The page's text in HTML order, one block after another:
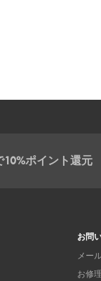
10%ポイント還元
お問
メー
お修